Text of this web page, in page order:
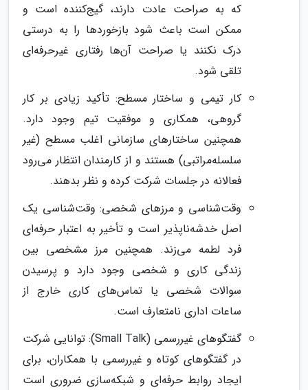
که به صراحت عادت دارند، گیج‌کننده است و
ممکن است باعث شود بازخوردها را به درستی
درک نکنند یا صراحت آن‌ها رفتاری غیرحرفه‌ای
تلقی شود.
کار تیمی و ساختار مسطح: تأکید زیادی بر کار
گروهی، همکاری و موفقیت تیم وجود دارد.
همچنین ساختارهای سازمانی اغلب مسطح (غیر
سلسله‌مراتبی) هستند و از کارمندان انتظار می‌رود
فعالانه در جلسات شرکت کرده و نظر بدهند.
وقت‌شناسی و مرزهای شخصی: وقت‌شناسی یک
اصل خدشه‌ناپذیر است و تأخیر به اعتبار حرفه‌ای
فرد لطمه می‌زند. همچنین مرز مشخصی بین
زندگی کاری و شخصی وجود دارد و پرسیدن
سوالات شخصی یا تماس‌های کاری خارج از
ساعات اداری نامتعارف است.
گفتگوهای غیررسمی (Small Talk): توانایی شرکت
در گفتگوهای کوتاه و غیررسمی با همکاران، برای
ایجاد روابط حرفه‌ای و شبکه‌سازی ضروری است